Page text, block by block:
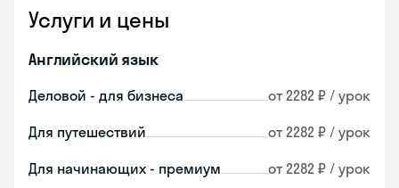
Услуги и цены
Английский язык
Деловой - для бизнеса от 2282 ₽ / урок
Для путешествий от 2282 ₽ / урок
Для начинающих - премиум от 2282 ₽ / урок